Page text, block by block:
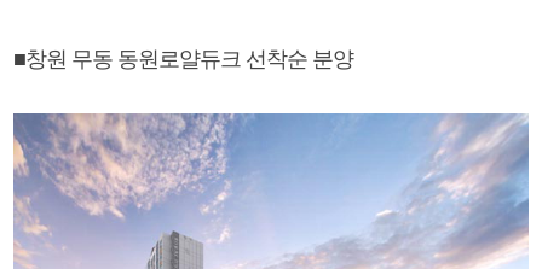
■창원 무동 동원로얄듀크 선착순 분양